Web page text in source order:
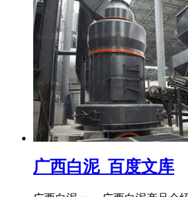
广西白泥_百度文库